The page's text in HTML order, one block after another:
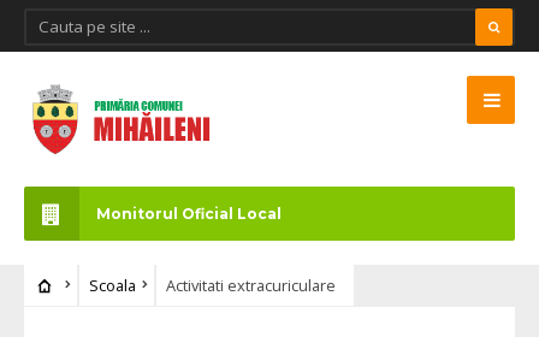
Monitorul Oficial Local
Scoala Activitati extracuriculare